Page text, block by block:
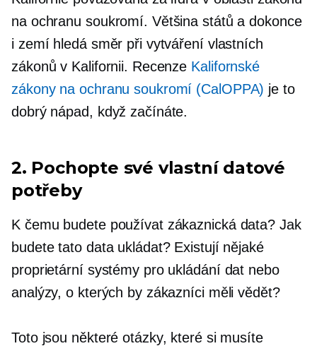
na ochranu soukromí. Většina států a dokonce
i zemí hledá směr při vytváření vlastních
zákonů v Kalifornii. Recenze Kalifornské
zákony na ochranu soukromí (CalOPPA) je to
dobrý nápad, když začínáte.
2. Pochopte své vlastní datové
potřeby
K čemu budete používat zákaznická data? Jak
budete tato data ukládat? Existují nějaké
proprietární systémy pro ukládání dat nebo
analýzy, o kterých by zákazníci měli vědět?
Toto jsou některé otázky, které si musíte